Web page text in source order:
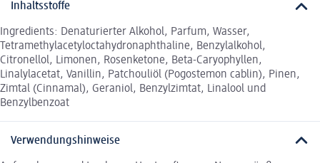
Inhaltsstoffe
Ingredients: Denaturierter Alkohol, Parfum, Wasser,
Tetramethylacetyloctahydronaphthaline, Benzylalkohol,
Citronellol, Limonen, Rosenketone, Beta-Caryophyllen,
Linalylacetat, Vanillin, Patchouliöl (Pogostemon cablin), Pinen,
Zimtal (Cinnamal), Geraniol, Benzylzimtat, Linalool und
Benzylbenzoat
Verwendungshinweise